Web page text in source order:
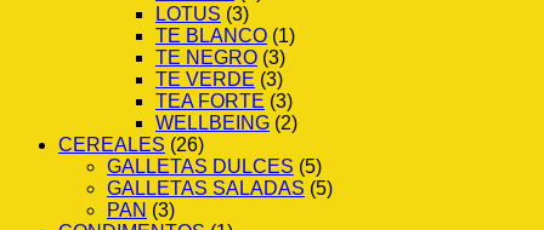
LOTUS (3)
TE BLANCO (1)
TE NEGRO (3)
TE VERDE (3)
TEA FORTE (3)
WELLBEING (2)
CEREALES (26)
GALLETAS DULCES (5)
GALLETAS SALADAS (5)
PAN (3)